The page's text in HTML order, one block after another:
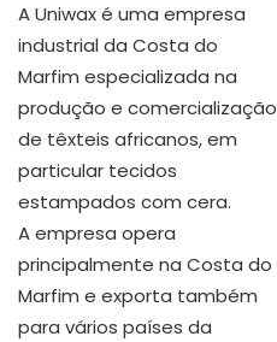
A Uniwax é uma empresa
industrial da Costa do
Marfim especializada na
produção e comercialização
de têxteis africanos, em
particular tecidos
estampados com cera.
A empresa opera
principalmente na Costa do
Marfim e exporta também
para vários países da